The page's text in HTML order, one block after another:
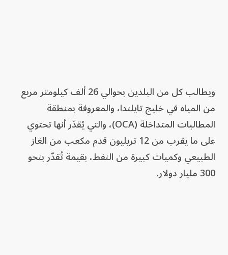
ويطالب كل من البلدين بحوالي 26 ألف كيلومتر مربع
من المياه في خليج تايلندا، والمعروفة بمنطقة
المطالبات المتداخلة (OCA)، والتي يُقدّر أنها تحتوي
على ما يقرب من 12 تريليون قدم مكعب من الغاز
الطبيعي وكميات كبيرة من النفط، بقيمة تُقدّر بنحو
300 مليار دولار.